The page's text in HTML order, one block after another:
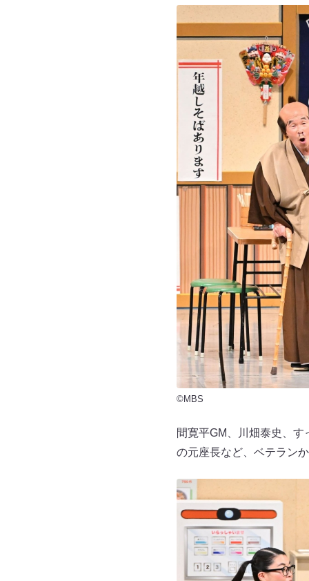
©MBS
間寛平GM、川畑泰史、
の元座長など、ベテラン